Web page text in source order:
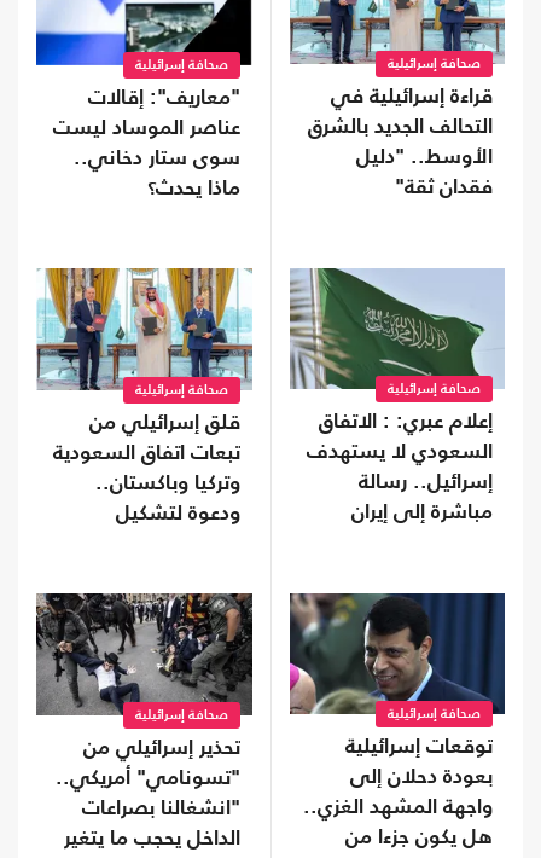
صحافة إسرائيلية
قراءة إسرائيلية في
التحالف الجديد بالشرق
الأوسط.. "دليل
فقدان ثقة"
صحافة إسرائيلية
"معاريف": إقالات
عناصر الموساد ليست
سوى ستار دخاني..
ماذا يحدث؟
صحافة إسرائيلية
إعلام عبري: : الاتفاق
السعودي لا يستهدف
إسرائيل.. رسالة
مباشرة إلى إيران
صحافة إسرائيلية
قلق إسرائيلي من
تبعات اتفاق السعودية
وتركيا وباكستان..
ودعوة لتشكيل
صحافة إسرائيلية
توقعات إسرائيلية
بعودة دحلان إلى
واجهة المشهد الغزي..
هل يكون جزءا من
صحافة إسرائيلية
تحذير إسرائيلي من
"تسونامي" أمريكي..
"انشغالنا بصراعات
الداخل يحجب ما يتغير